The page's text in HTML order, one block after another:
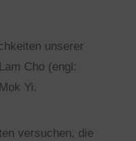
unserer
Cho (engl:
Yi.
versuchen, die